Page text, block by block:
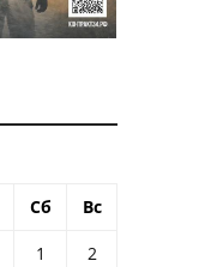
Сб Вс
1
2